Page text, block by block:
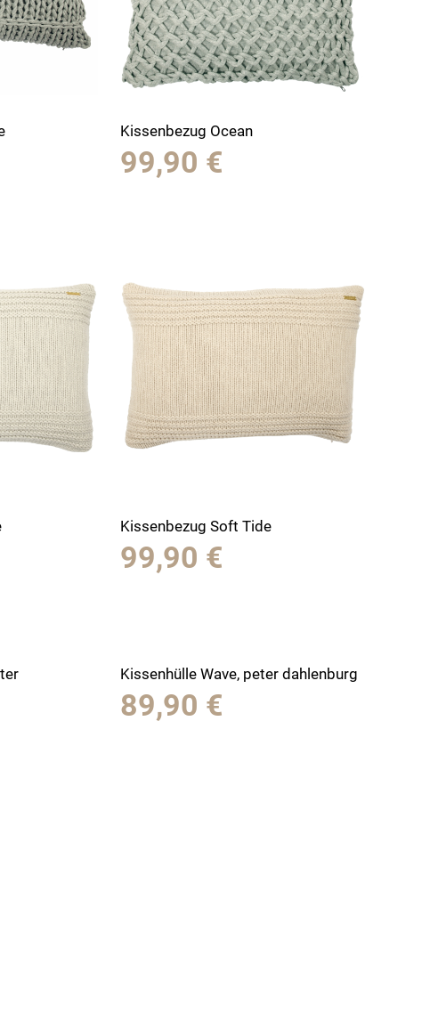
Kissenbezug Ocean
99,90 €
Kissenbezug Soft Tide
99,90 €
Kissenhülle Wave, peter dahlenburg
89,90 €